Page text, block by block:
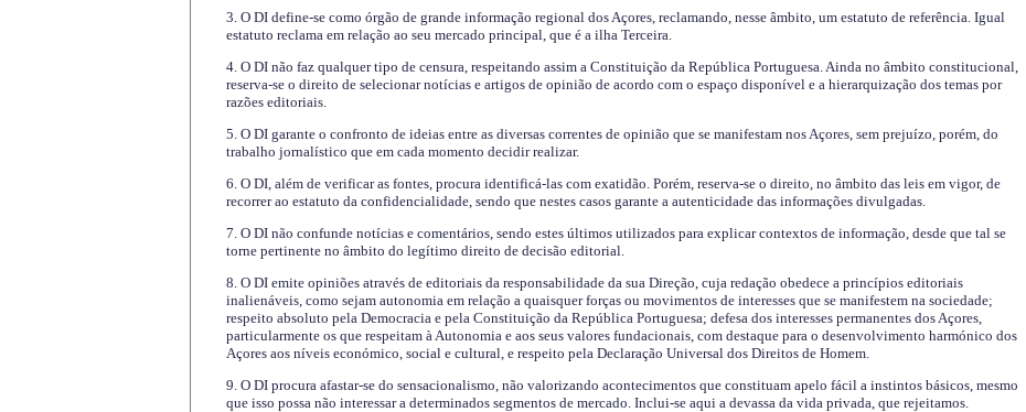
3. O DI define-se como órgão de grande informação regional dos Açores, reclamando, nesse âmbito, um estatuto de referência. Igual
estatuto reclama em relação ao seu mercado principal, que é a ilha Terceira.
4. O DI não faz qualquer tipo de censura, respeitando assim a Constituição da República Portuguesa. Ainda no âmbito constitucional,
reserva-se o direito de selecionar notícias e artigos de opinião de acordo com o espaço disponível e a hierarquização dos temas por
razões editoriais.
5. O DI garante o confronto de ideias entre as diversas correntes de opinião que se manifestam nos Açores, sem prejuízo, porém, do
trabalho jornalístico que em cada momento decidir realizar.
6. O DI, além de verificar as fontes, procura identificá-las com exatidão. Porém, reserva-se o direito, no âmbito das leis em vigor, de
recorrer ao estatuto da confidencialidade, sendo que nestes casos garante a autenticidade das informações divulgadas.
7. O DI não confunde notícias e comentários, sendo estes últimos utilizados para explicar contextos de informação, desde que tal se
torne pertinente no âmbito do legítimo direito de decisão editorial.
8. O DI emite opiniões através de editoriais da responsabilidade da sua Direção, cuja redação obedece a princípios editoriais
inalienáveis, como sejam autonomia em relação a quaisquer forças ou movimentos de interesses que se manifestem na sociedade;
respeito absoluto pela Democracia e pela Constituição da República Portuguesa; defesa dos interesses permanentes dos Açores,
particularmente os que respeitam à Autonomia e aos seus valores fundacionais, com destaque para o desenvolvimento harmónico dos
Açores aos níveis económico, social e cultural, e respeito pela Declaração Universal dos Direitos de Homem.
9. O DI procura afastar-se do sensacionalismo, não valorizando acontecimentos que constituam apelo fácil a instintos básicos, mesmo
que isso possa não interessar a determinados segmentos de mercado. Inclui-se aqui a devassa da vida privada, que rejeitamos.